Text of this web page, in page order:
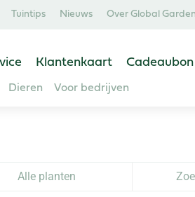
Tuintips Nieuws Over Global Garden
Klantenkaart Cadeaubon
Dieren Voor bedrijven
Alle planten